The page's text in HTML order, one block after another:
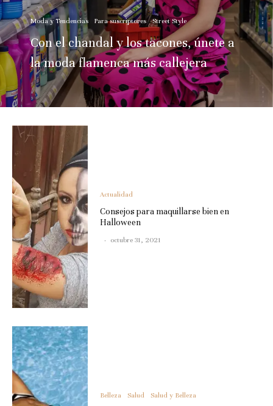
Moda y Tendencias Para suscriptores Street Style
Con el chandal y los tacones, únete a
la moda flamenca más callejera
Actualidad
Consejos para maquillarse bien en
Halloween
· octubre 31, 2021
Belleza Salud Salud y Belleza